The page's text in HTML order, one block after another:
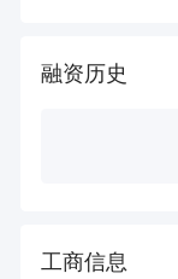
融资历史
工商信息